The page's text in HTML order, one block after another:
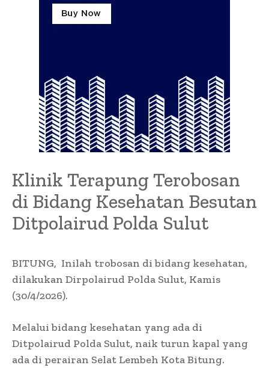
Klinik Terapung Terobosan
di Bidang Kesehatan Besutan
Ditpolairud Polda Sulut
BITUNG, Inilah trobosan di bidang kesehatan,
dilakukan Dirpolairud Polda Sulut, Kamis
(30/4/2026).
Melalui bidang kesehatan yang ada di
Ditpolairud Polda Sulut, naik turun kapal yang
ada di perairan Selat Lembeh Kota Bitung.